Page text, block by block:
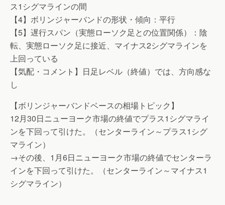
ス1シグマラインの間
【4】ボリンジャーバンドの形状・傾向：平行
【5】遅行スパン（実態ローソク足との位置関係）：陰
転、実態ローソク足に接近、マイナス2シグマラインを
上回っている
【気配・コメント】日足レベル（終値）では、方向感な
し
【ボリンジャーバンドベースの相場トピック】
12月30日ニューヨーク市場の終値でプラス1シグマライ
ンを下回って引けた。（センターライン～プラス1シグ
マライン）
→その後、1月6日ニューヨーク市場の終値でセンターラ
インを下回って引けた。（センターライン～マイナス1
シグマライン）